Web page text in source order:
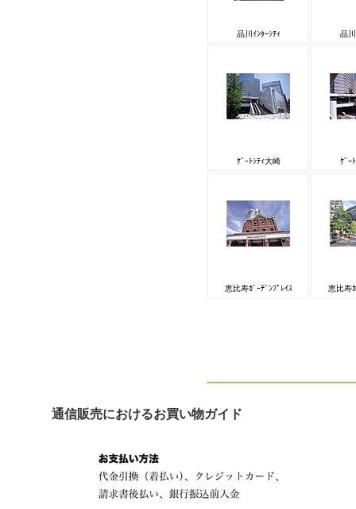
品川ｲﾝﾀｰｼﾃｨ 品
ｹﾞｰﾄｼﾃｨ大崎 ｹﾞｰ
恵比寿ｶﾞｰﾃﾞﾝﾌﾟﾚｲｽ 恵比寿ｶ
通信販売におけるお買い物ガイド